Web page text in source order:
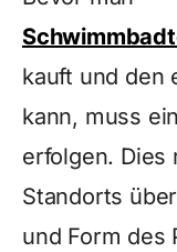
kauft und den
kann, muss
erfolgen. Dies
Standorts
und Form des